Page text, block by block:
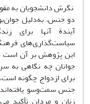
نگرش دانشجویان به
دو جنس، به‌دلیل
آیندة آنها برای
سیاست‌گذاری‌های
این پژوهش بر آن است
جوانان چه نگاهی به
برای ازدواج چگونه
جنس سمت‌وسو
زنان و مردان تأکید